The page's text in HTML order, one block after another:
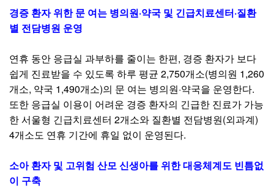
경증 환자 위한 문 여는 병의원·약국 및 긴급치료센터·질환
별 전담병원 운영
연휴 동안 응급실 과부하를 줄이는 한편, 경증 환자가 보다
쉽게 진료받을 수 있도록 하루 평균 2,750개소(병의원 1,260
개소, 약국 1,490개소)의 문 여는 병의원·약국을 운영한다.
또한 응급실 이용이 어려운 경증 환자의 긴급한 진료가 가능
한 서울형 긴급치료센터 2개소와 질환별 전담병원(외과계)
4개소도 연휴 기간에 휴일 없이 운영된다.
소아 환자 및 고위험 산모 신생아를 위한 대응체계도 빈틈없
이 구축